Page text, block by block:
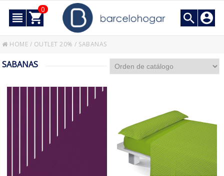
0
HOME / OUTLET 20% / SABANAS
SABANAS